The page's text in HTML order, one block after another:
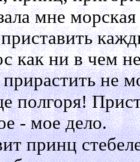
мне
как ни в чем
не
полгоря!
- мое дело.
принц